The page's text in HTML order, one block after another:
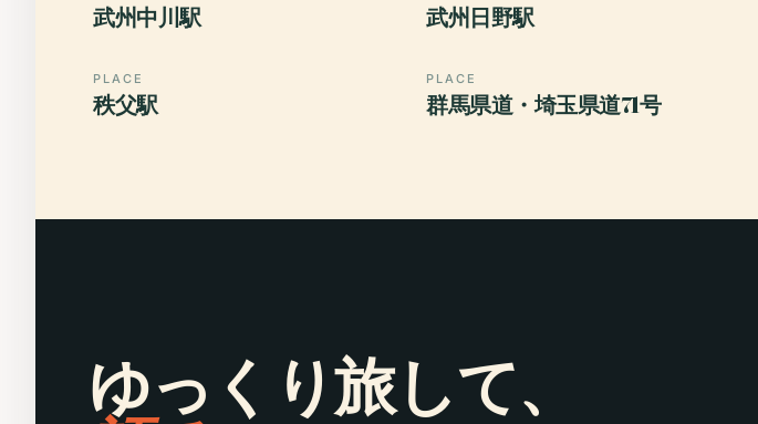
武州中川駅 武州日野駅
PLACE
秩父駅
PLACE
群馬県道・埼玉県道71号
ゆっくり旅して、